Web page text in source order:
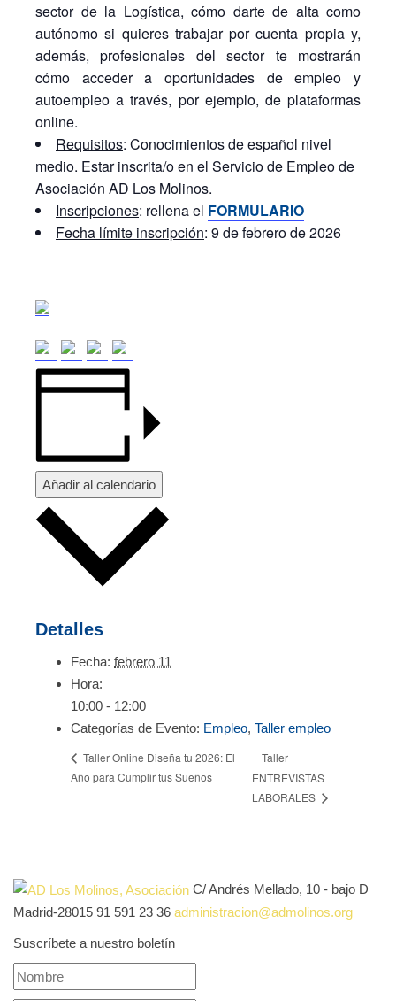
sector de la Logística, cómo darte de alta como
autónomo si quieres trabajar por cuenta propia y,
además, profesionales del sector te mostrarán
cómo acceder a oportunidades de empleo y
autoempleo a través, por ejemplo, de plataformas
online.
Requisitos: Conocimientos de español nivel
medio. Estar inscrita/o en el Servicio de Empleo de
Asociación AD Los Molinos.
Inscripciones: rellena el FORMULARIO
Fecha límite inscripción: 9 de febrero de 2026
Añadir al calendario
Detalles
Fecha: febrero 11
Hora:
10:00 - 12:00
Categorías de Evento: Empleo, Taller empleo
Taller Online Diseña tu 2026: El
Año para Cumplir tus Sueños
Taller
ENTREVISTAS
LABORALES
C/ Andrés Mellado, 10 - bajo D
Madrid-28015 91 591 23 36 administracion@admolinos.org
Suscríbete a nuestro boletín